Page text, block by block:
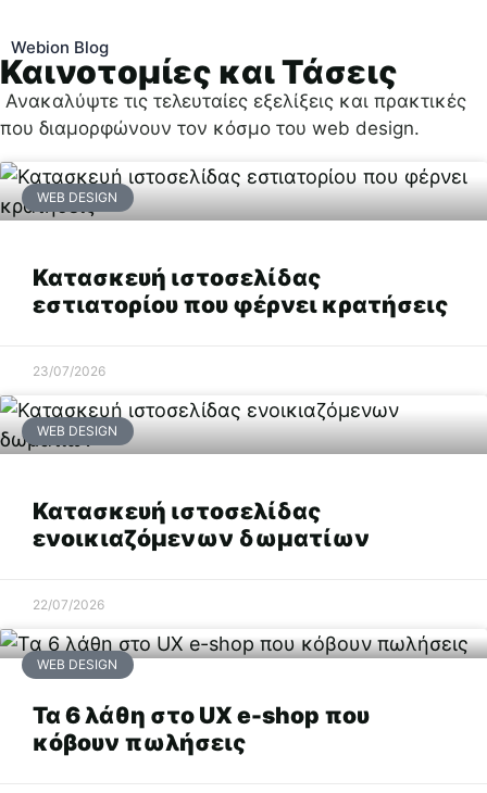
Webion Blog
Καινοτομίες και Τάσεις
Ανακαλύψτε τις τελευταίες εξελίξεις και πρακτικές
που διαμορφώνουν τον κόσμο του web design.
WEB DESIGN
Κατασκευή ιστοσελίδας
εστιατορίου που φέρνει κρατήσεις
23/07/2026
WEB DESIGN
Κατασκευή ιστοσελίδας
ενοικιαζόμενων δωματίων
22/07/2026
WEB DESIGN
Τα 6 λάθη στο UX e-shop που
κόβουν πωλήσεις